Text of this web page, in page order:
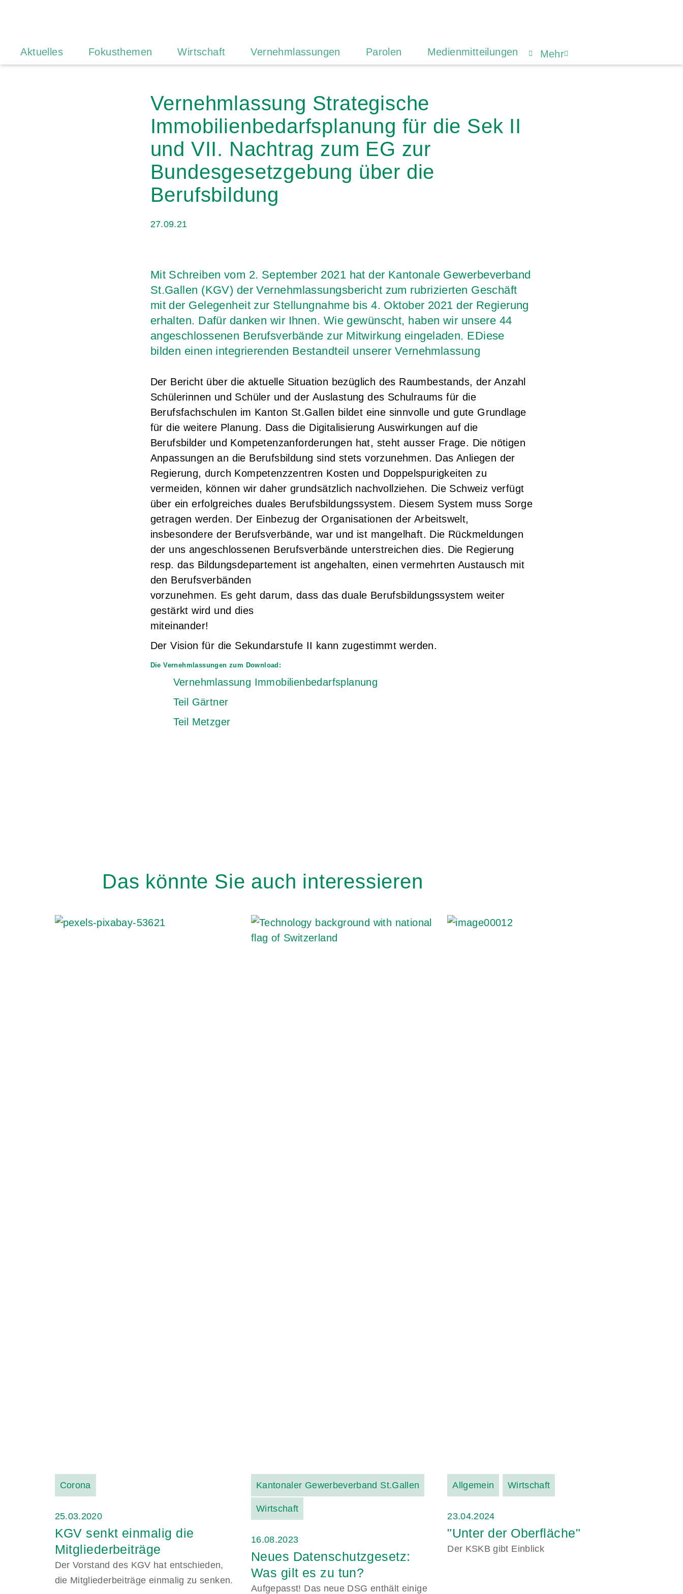
Aktuelles Fokusthemen Wirtschaft Vernehmlassungen Parolen Medienmitteilungen Mehr
Vernehmlassung Strategische
Immobilienbedarfsplanung für die Sek II
und VII. Nachtrag zum EG zur
Bundesgesetzgebung über die
Berufsbildung
27.09.21
Mit Schreiben vom 2. September 2021 hat der Kantonale Gewerbeverband
St.Gallen (KGV) der Vernehmlassungsbericht zum rubrizierten Geschäft
mit der Gelegenheit zur Stellungnahme bis 4. Oktober 2021 der Regierung
erhalten. Dafür danken wir Ihnen. Wie gewünscht, haben wir unsere 44
angeschlossenen Berufsverbände zur Mitwirkung eingeladen. EDiese
bilden einen integrierenden Bestandteil unserer Vernehmlassung
Der Bericht über die aktuelle Situation bezüglich des Raumbestands, der Anzahl
Schülerinnen und Schüler und der Auslastung des Schulraums für die
Berufsfachschulen im Kanton St.Gallen bildet eine sinnvolle und gute Grundlage
für die weitere Planung. Dass die Digitalisierung Auswirkungen auf die
Berufsbilder und Kompetenzanforderungen hat, steht ausser Frage. Die nötigen
Anpassungen an die Berufsbildung sind stets vorzunehmen. Das Anliegen der
Regierung, durch Kompetenzzentren Kosten und Doppelspurigkeiten zu
vermeiden, können wir daher grundsätzlich nachvollziehen. Die Schweiz verfügt
über ein erfolgreiches duales Berufsbildungssystem. Diesem System muss Sorge
getragen werden. Der Einbezug der Organisationen der Arbeitswelt,
insbesondere der Berufsverbände, war und ist mangelhaft. Die Rückmeldungen
der uns angeschlossenen Berufsverbände unterstreichen dies. Die Regierung
resp. das Bildungsdepartement ist angehalten, einen vermehrten Austausch mit
den Berufsverbänden
vorzunehmen. Es geht darum, dass das duale Berufsbildungssystem weiter
gestärkt wird und dies
miteinander!
Der Vision für die Sekundarstufe II kann zugestimmt werden.
Die Vernehmlassungen zum Download:
Vernehmlassung Immobilienbedarfsplanung
Teil Gärtner
Teil Metzger
Das könnte Sie auch interessieren
Corona
25.03.2020
KGV senkt einmalig die
Mitgliederbeiträge
Der Vorstand des KGV hat entschieden,
die Mitgliederbeiträge einmalig zu senken.
Kantonaler Gewerbeverband St.Gallen
Wirtschaft
16.08.2023
Neues Datenschutzgesetz:
Was gilt es zu tun?
Aufgepasst! Das neue DSG enthält einige
Allgemein Wirtschaft
23.04.2024
"Unter der Oberfläche"
Der KSKB gibt Einblick